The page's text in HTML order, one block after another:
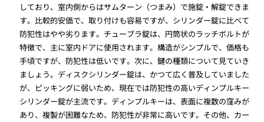
しており、室内側からはサムターン（つまみ）で施錠・解錠できま
す。比較的安価で、取り付けも容易ですが、シリンダー錠に比べて
防犯性はやや劣ります。チューブラ錠は、円筒状のラッチボルトが
特徴で、主に室内ドアに使用されます。構造がシンプルで、価格も
手頃ですが、防犯性は低いです。次に、鍵の種類について見ていき
ましょう。ディスクシリンダー錠は、かつて広く普及していました
が、ピッキングに弱いため、現在では防犯性の高いディンプルキー
シリンダー錠が主流です。ディンプルキーは、表面に複数の窪みが
あり、複製が困難なため、防犯性が非常に高いです。その他、カー